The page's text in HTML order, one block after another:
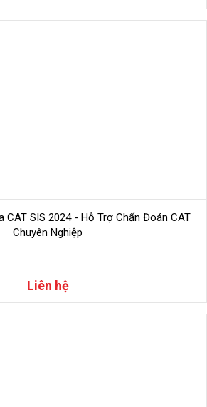
CAT SIS 2024 - Hỗ Trợ Chẩn Đoán CAT
Chuyên Nghiệp
Liên hệ